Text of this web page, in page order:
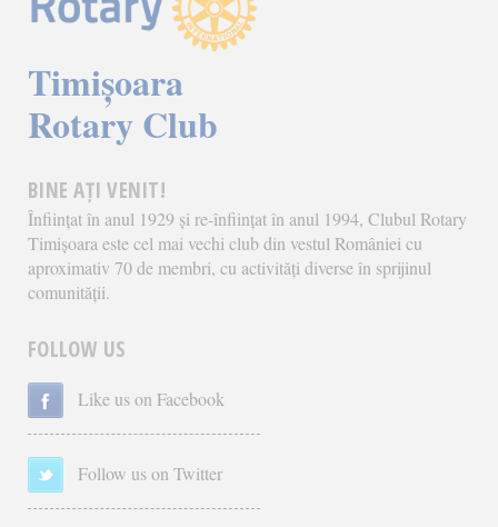
Timișoara
Rotary Club
BINE AȚI VENIT!
Înființat în anul 1929 și re-înființat în anul 1994, Clubul Rotary
Timișoara este cel mai vechi club din vestul României cu
aproximativ 70 de membri, cu activități diverse în sprijinul
comunității.
FOLLOW US
Like us on Facebook
Follow us on Twitter